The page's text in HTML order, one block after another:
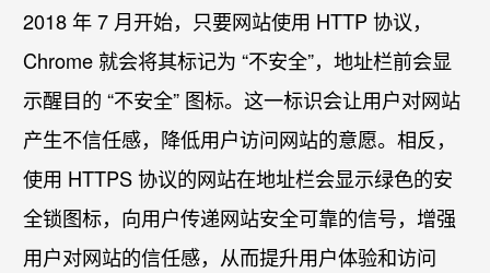
2018 年 7 月开始，只要网站使用 HTTP 协议，
Chrome 就会将其标记为 “不安全”，地址栏前会显
示醒目的 “不安全” 图标。这一标识会让用户对网站
产生不信任感，降低用户访问网站的意愿。相反，
使用 HTTPS 协议的网站在地址栏会显示绿色的安
全锁图标，向用户传递网站安全可靠的信号，增强
用户对网站的信任感，从而提升用户体验和访问